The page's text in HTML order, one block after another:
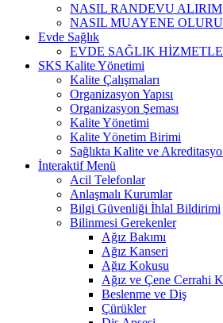
NASIL RANDEVU ALIRIM
NASIL MUAYENE
Evde Sağlık
EVDE SAĞLIK
SKS Kalite Yönetimi
Kalite Çalışmaları
Organizasyon Yapısı
Organizasyon Şeması
Kalite Yönetimi
Kalite Yönetim Birimi
Sağlıkta Kalite ve
İnteraktif Menü
Acil Telefonlar
Anlaşmalı Kurumlar
Bilgi Güvenliği İhlal Bildirimi
Bilinmesi Gerekenler
Ağız Bakımı
Ağız Kanseri
Ağız Kokusu
Ağız ve Çene Cerrahi
Beslenme ve Diş
Çürükler